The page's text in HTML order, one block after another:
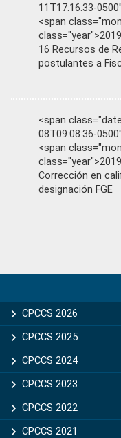
11T17:16:33-
<span
16 Recursos de
postulantes a
<span
08T09:08:36-
<span
Corrección en
designación FGE
Sidebar
CPCCS 2026
CPCCS 2025
CPCCS 2024
CPCCS 2023
CPCCS 2022
CPCCS 2021